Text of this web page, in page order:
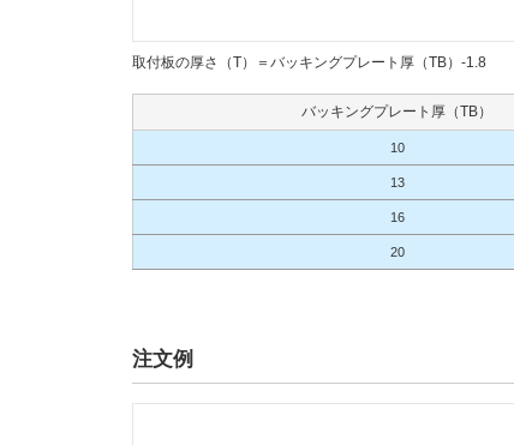
取付板の厚さ（T）＝バッキングプレート厚（TB）-1.8
バッキングプレート厚（TB）
10
13
16
20
注文例